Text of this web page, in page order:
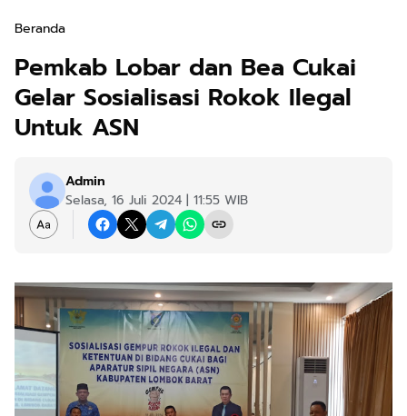
Beranda
Pemkab Lobar dan Bea Cukai
Gelar Sosialisasi Rokok Ilegal
Untuk ASN
Admin
Selasa, 16 Juli 2024 | 11:55 WIB